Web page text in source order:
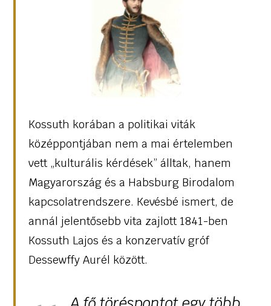
Kossuth korában a politikai viták
középpontjában nem a mai értelemben
vett „kulturális kérdések” álltak, hanem
Magyarország és a Habsburg Birodalom
kapcsolatrendszere. Kevésbé ismert, de
annál jelentősebb vita zajlott 1841-ben
Kossuth Lajos és a konzervatív gróf
Dessewffy Aurél között.